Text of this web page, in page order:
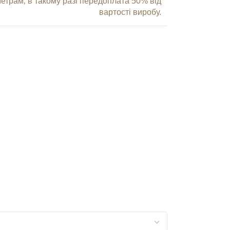
вартості виробу.